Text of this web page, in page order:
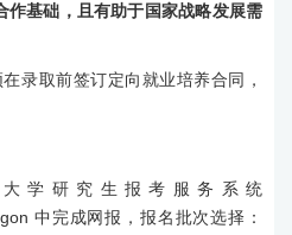
作基础，且有助于国家战略发展需
录取前签订定向就业培养合同，
学研究生报考服务系统
中完成网报， 报名批次选择：